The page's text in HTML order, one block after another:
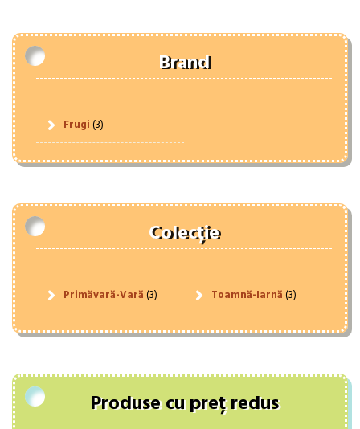
Brand
Frugi(3)
Colecție
Primăvară-Vară(3) Toamnă-Iarnă(3)
Produse cu preț redus